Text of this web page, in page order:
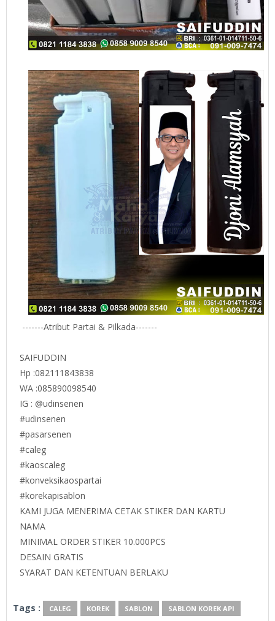
-------Atribut Partai & Pilkada-------
SAIFUDDIN
Hp :082111843838
WA :085890098540
IG : @udinsenen
#udinsenen
#pasarsenen
#caleg
#kaoscaleg
#konveksikaospartai
#korekapisablon
KAMI JUGA MENERIMA CETAK STIKER DAN KARTU
NAMA
MINIMAL ORDER STIKER 10.000PCS
DESAIN GRATIS
SYARAT DAN KETENTUAN BERLAKU
Tags : CALEG KOREK SABLON SABLON KOREK API